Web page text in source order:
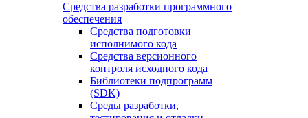
Средства разработки программного
обеспечения
Средства подготовки
исполнимого кода
Средства версионного
контроля исходного кода
Библиотеки подпрограмм
(SDK)
Среды разработки,